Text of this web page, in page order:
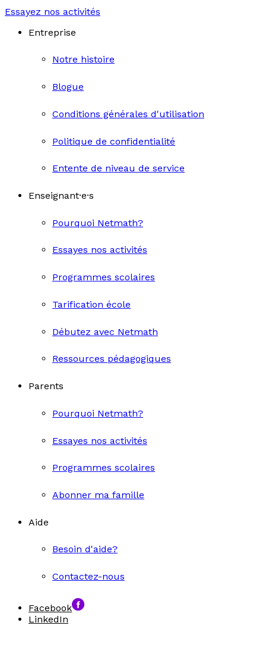
Essayez nos activités
Entreprise
Notre histoire
Blogue
Conditions générales d'utilisation
Politique de confidentialité
Entente de niveau de service
Enseignant·e·s
Pourquoi Netmath?
Essayes nos activités
Programmes scolaires
Tarification école
Débutez avec Netmath
Ressources pédagogiques
Parents
Pourquoi Netmath?
Essayes nos activités
Programmes scolaires
Abonner ma famille
Aide
Besoin d'aide?
Contactez-nous
Facebook
LinkedIn